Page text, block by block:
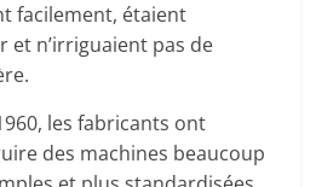
facilement, étaient
et n’irriguaient pas de
les fabricants ont
des machines beaucoup